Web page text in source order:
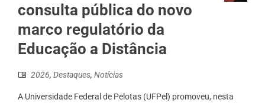
consulta pública do novo
marco regulatório da
Educação a Distância
2026, Destaques, Notícias
A Universidade Federal de Pelotas (UFPel) promoveu, nesta